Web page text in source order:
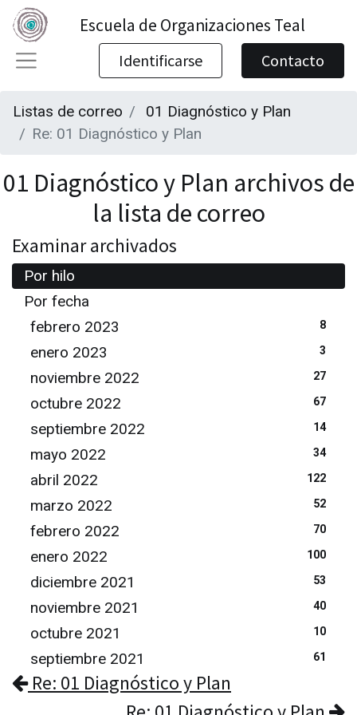
Escuela de Organizaciones Teal
Identificarse Contacto
Listas de correo
01 Diagnóstico y Plan
Re: 01 Diagnóstico y Plan
01 Diagnóstico y Plan archivos de
la lista de correo
Examinar archivados
Por hilo
Por fecha
febrero 2023
8
enero 2023 3
noviembre 2022 27
octubre 2022 67
septiembre 2022 14
mayo 2022 34
abril 2022 122
marzo 2022 52
febrero 2022 70
enero 2022 100
diciembre 2021 53
noviembre 2021 40
octubre 2021 10
septiembre 2021 61
Re: 01 Diagnóstico y Plan